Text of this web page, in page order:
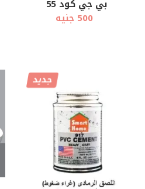
بي جي كود 55
500 جنيه
العربة عرض سريع
جديد